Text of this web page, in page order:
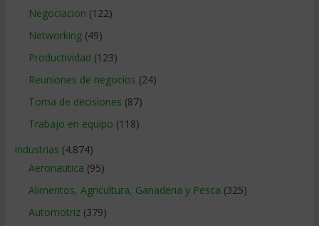
Negociacion (122)
Networking(49)
Productividad (123)
Reuniones de negocios (24)
Toma de decisiones (87)
Trabajo en equipo (118)
Industrias (4.874)
Aeronautica (95)
Alimentos, Agricultura, Ganaderia y Pesca (325)
Automotriz(379)